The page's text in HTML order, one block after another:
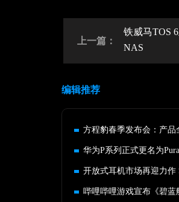
上一篇：
铁威马TOS
NAS
编辑推荐
开放式耳机市场再迎力作
哔哩哔哩游戏宣布《碧